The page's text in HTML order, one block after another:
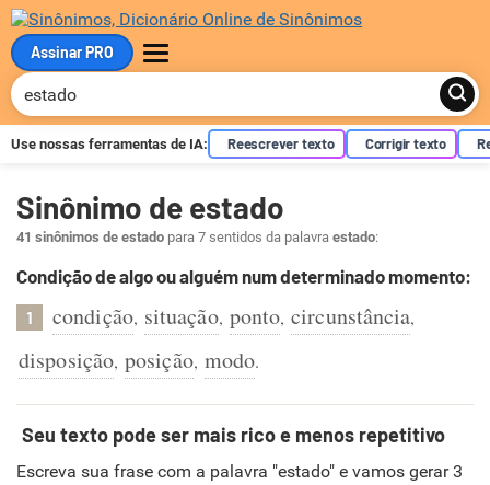
Assinar PRO
MENU
Use nossas ferramentas de IA: Reescrever texto Corrigir texto
Sinônimo de estado
41 sinônimos de estado para 7 sentidos da palavra estado:
Condição de algo ou alguém num determinado momento:
1 condição, situação, ponto, circunstância,
disposição, posição, modo.
Seu texto pode ser mais rico e menos repetitivo
Escreva sua frase com a palavra "estado" e vamos gerar 3